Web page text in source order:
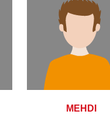
MEHDI